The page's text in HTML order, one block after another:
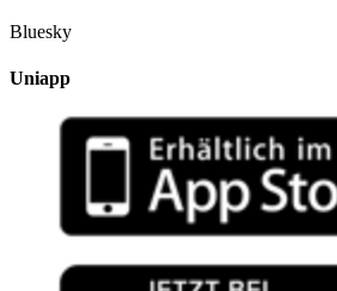
Bluesky
Uniapp